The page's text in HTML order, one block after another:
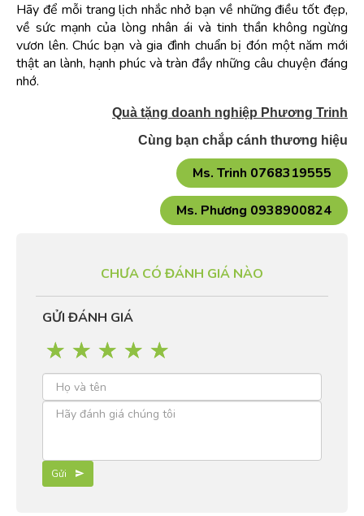
Hãy để mỗi trang lịch nhắc nhở bạn về những điều tốt đẹp,
về sức mạnh của lòng nhân ái và tinh thần không ngừng
vươn lên. Chúc bạn và gia đình chuẩn bị đón một năm mới
thật an lành, hạnh phúc và tràn đầy những câu chuyện đáng
nhớ.
Quà tặng doanh nghiệp Phương Trinh
Cùng bạn chắp cánh thương hiệu
CHƯA CÓ ĐÁNH GIÁ NÀO
GỬI ĐÁNH GIÁ
☆
☆
☆
☆
☆
Gửi